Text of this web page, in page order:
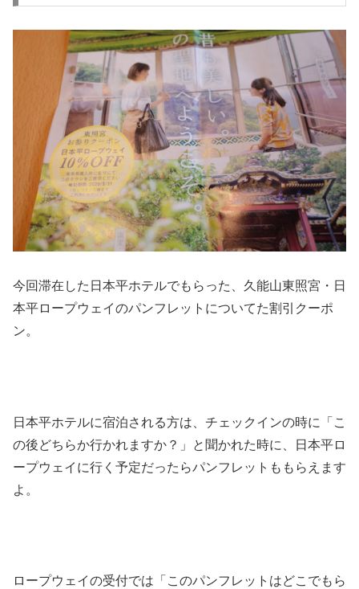
今回滞在した日本平ホテルでもらった、久能山東照宮・日
本平ロープウェイのパンフレットについてた割引クーポ
ン。
日本平ホテルに宿泊される方は、チェックインの時に「こ
の後どちらか行かれますか？」と聞かれた時に、日本平ロ
ープウェイに行く予定だったらパンフレットももらえます
よ。
ロープウェイの受付では「このパンフレットはどこでもら